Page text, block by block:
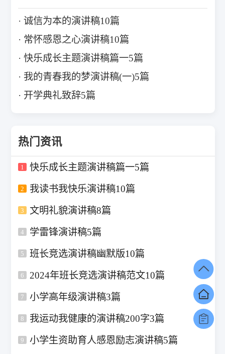
诚信为本的演讲稿10篇
常怀感恩之心演讲稿10篇
快乐成长主题演讲稿篇一5篇
我的青春我的梦演讲稿(一)5篇
开学典礼致辞5篇
热门资讯
1 快乐成长主题演讲稿篇一5篇
2 我读书我快乐演讲稿10篇
3 文明礼貌演讲稿8篇
4 学雷锋演讲稿5篇
5 班长竞选演讲稿幽默版10篇
6 2024年班长竞选演讲稿范文10篇
7 小学高年级演讲稿3篇
8 我运动我健康的演讲稿200字3篇
9 小学生资助育人感恩励志演讲稿5篇